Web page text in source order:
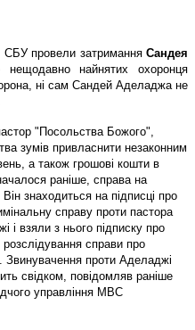
СБУ провели затримання Сандея
найнятих охоронця
ні сам Сандей Аделаджа не
"Посольства Божого",
зумів привласнити незаконним
а також грошові кошти в
раніше, справа на
знаходиться на підписці про
справу проти пастора
взяли з нього підписку про
справи про
Звинувачення проти Аделаджі
свідком, повідомляв раніше
управління МВС